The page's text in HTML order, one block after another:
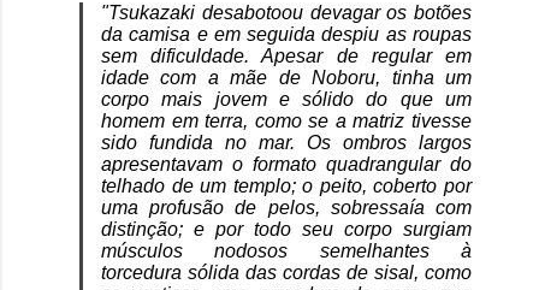
"Tsukazaki desabotoou devagar os botões
da camisa e em seguida despiu as roupas
sem dificuldade. Apesar de regular em
idade com a mãe de Noboru, tinha um
corpo mais jovem e sólido do que um
homem em terra, como se a matriz tivesse
sido fundida no mar. Os ombros largos
apresentavam o formato quadrangular do
telhado de um templo; o peito, coberto por
uma profusão de pelos, sobressaía com
distinção; e por todo seu corpo surgiam
músculos nodosos semelhantes à
torcedura sólida das cordas de sisal, como